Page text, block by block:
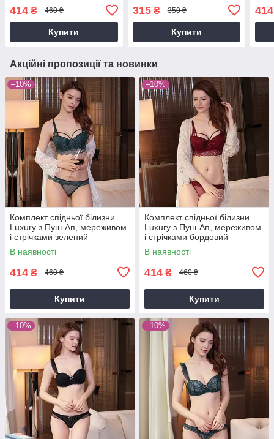
414 ₴ 460 ₴
Купити
315₴ 350 ₴
Купити
414
Акційні пропозиції та новинки
–10%
Комплект спідньої білизни
Luxury з Пуш-Ап, мереживом
і стрічками зелений
(смарагдовий)
В наявності
414 ₴ 460 ₴
Купити
–10%
Комплект спідньої білизни
Luxury з Пуш-Ап, мереживом
і стрічками бордовий
В наявності
414 ₴ 460 ₴
Купити
–10% –10%